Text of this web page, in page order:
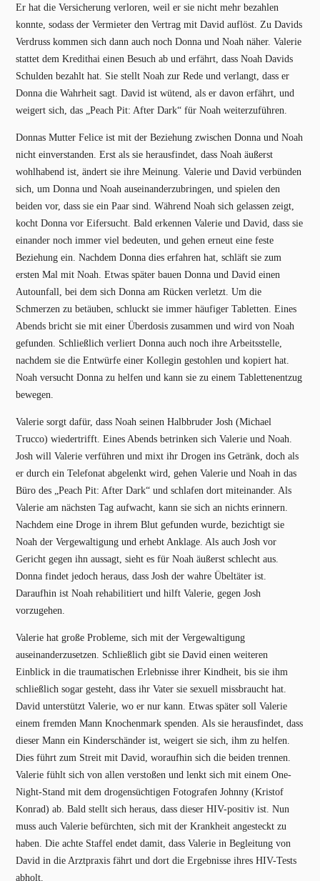
Er hat die Versicherung verloren, weil er sie nicht mehr bezahlen
konnte, sodass der Vermieter den Vertrag mit David auflöst. Zu Davids
Verdruss kommen sich dann auch noch Donna und Noah näher. Valerie
stattet dem Kredithai einen Besuch ab und erfährt, dass Noah Davids
Schulden bezahlt hat. Sie stellt Noah zur Rede und verlangt, dass er
Donna die Wahrheit sagt. David ist wütend, als er davon erfährt, und
weigert sich, das „Peach Pit: After Dark“ für Noah weiterzuführen.
Donnas Mutter Felice ist mit der Beziehung zwischen Donna und Noah
nicht einverstanden. Erst als sie herausfindet, dass Noah äußerst
wohlhabend ist, ändert sie ihre Meinung. Valerie und David verbünden
sich, um Donna und Noah auseinanderzubringen, und spielen den
beiden vor, dass sie ein Paar sind. Während Noah sich gelassen zeigt,
kocht Donna vor Eifersucht. Bald erkennen Valerie und David, dass sie
einander noch immer viel bedeuten, und gehen erneut eine feste
Beziehung ein. Nachdem Donna dies erfahren hat, schläft sie zum
ersten Mal mit Noah. Etwas später bauen Donna und David einen
Autounfall, bei dem sich Donna am Rücken verletzt. Um die
Schmerzen zu betäuben, schluckt sie immer häufiger Tabletten. Eines
Abends bricht sie mit einer Überdosis zusammen und wird von Noah
gefunden. Schließlich verliert Donna auch noch ihre Arbeitsstelle,
nachdem sie die Entwürfe einer Kollegin gestohlen und kopiert hat.
Noah versucht Donna zu helfen und kann sie zu einem Tablettenentzug
bewegen.
Valerie sorgt dafür, dass Noah seinen Halbbruder Josh (Michael
Trucco) wiedertrifft. Eines Abends betrinken sich Valerie und Noah.
Josh will Valerie verführen und mixt ihr Drogen ins Getränk, doch als
er durch ein Telefonat abgelenkt wird, gehen Valerie und Noah in das
Büro des „Peach Pit: After Dark“ und schlafen dort miteinander. Als
Valerie am nächsten Tag aufwacht, kann sie sich an nichts erinnern.
Nachdem eine Droge in ihrem Blut gefunden wurde, bezichtigt sie
Noah der Vergewaltigung und erhebt Anklage. Als auch Josh vor
Gericht gegen ihn aussagt, sieht es für Noah äußerst schlecht aus.
Donna findet jedoch heraus, dass Josh der wahre Übeltäter ist.
Daraufhin ist Noah rehabilitiert und hilft Valerie, gegen Josh
vorzugehen.
Valerie hat große Probleme, sich mit der Vergewaltigung
auseinanderzusetzen. Schließlich gibt sie David einen weiteren
Einblick in die traumatischen Erlebnisse ihrer Kindheit, bis sie ihm
schließlich sogar gesteht, dass ihr Vater sie sexuell missbraucht hat.
David unterstützt Valerie, wo er nur kann. Etwas später soll Valerie
einem fremden Mann Knochenmark spenden. Als sie herausfindet, dass
dieser Mann ein Kinderschänder ist, weigert sie sich, ihm zu helfen.
Dies führt zum Streit mit David, woraufhin sich die beiden trennen.
Valerie fühlt sich von allen verstoßen und lenkt sich mit einem One-
Night-Stand mit dem drogensüchtigen Fotografen Johnny (Kristof
Konrad) ab. Bald stellt sich heraus, dass dieser HIV-positiv ist. Nun
muss auch Valerie befürchten, sich mit der Krankheit angesteckt zu
haben. Die achte Staffel endet damit, dass Valerie in Begleitung von
David in die Arztpraxis fährt und dort die Ergebnisse ihres HIV-Tests
abholt.